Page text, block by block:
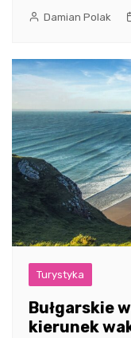
Damian Polak
Turystyka
Bułgarskie
kierunek